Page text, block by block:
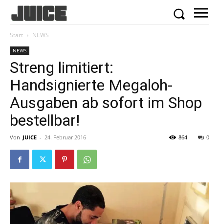
Start NEWS
NEWS
Streng limitiert:
Handsignierte Megaloh-
Ausgaben ab sofort im Shop
bestellbar!
Von JUICE - 24. Februar 2016 0
864